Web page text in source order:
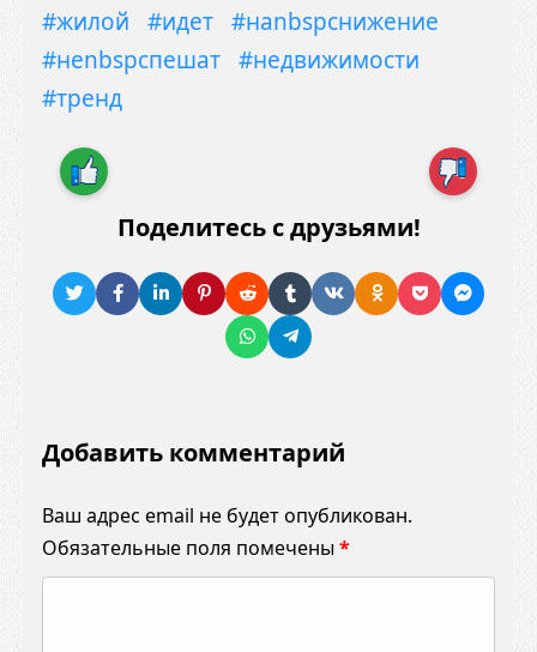
#жилой
#идет #наnbspснижение
#неnbspспешат #недвижимости
#тренд
Поделитесь с друзьями!
Добавить комментарий
Ваш адрес email не будет опубликован.
Обязательные поля помечены *